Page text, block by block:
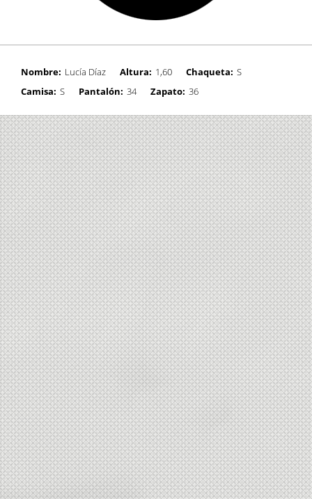
Nombre: Lucía Díaz Altura: 1,60 Chaqueta: S
Camisa: S Pantalón: 34 Zapato: 36